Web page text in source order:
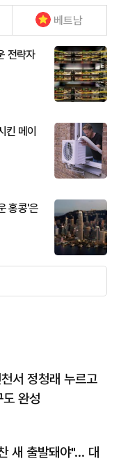
베트남
전략자
킨 메이
홍콩'은
서 정청래 누르고
완성
새 출발돼야"… 대